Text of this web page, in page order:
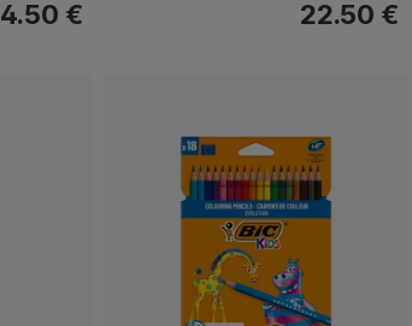
4.50 € 22.50 €